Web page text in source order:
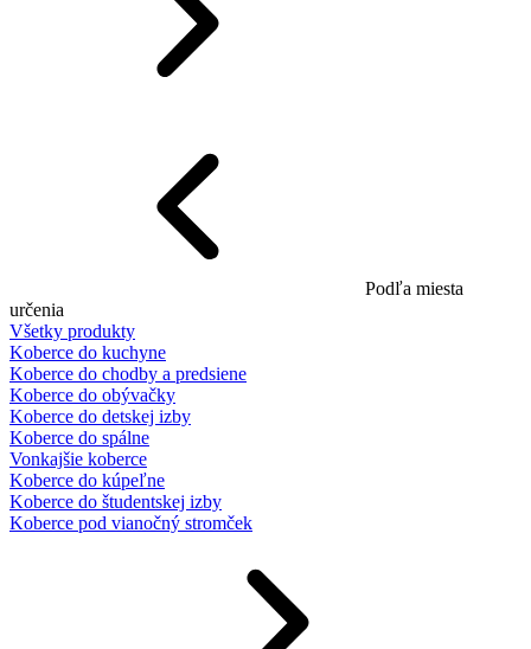
Podľa miesta
určenia
Všetky produkty
Koberce do kuchyne
Koberce do chodby a predsiene
Koberce do obývačky
Koberce do detskej izby
Koberce do spálne
Vonkajšie koberce
Koberce do kúpeľne
Koberce do študentskej izby
Koberce pod vianočný stromček